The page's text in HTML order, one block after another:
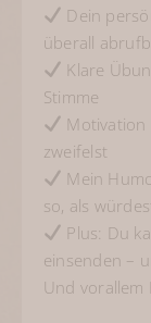
Dein
überall
Klare
Stimme
zweifelst
Mein
so, als
Plus: Du
einsenden –
Und vorallem